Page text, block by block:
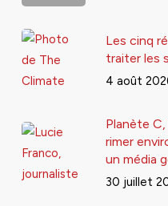
Les cinq
traiter les
4 août
Planète
rimer
un média
30 juillet